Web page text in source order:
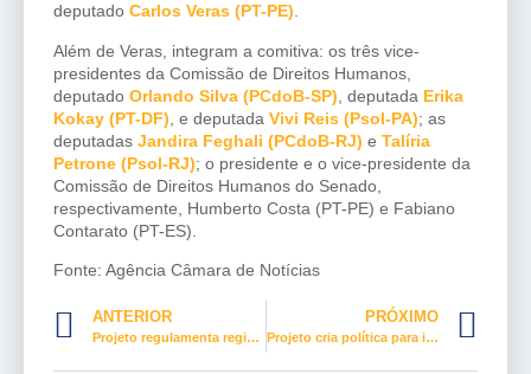
deputado Carlos Veras (PT-PE).
Além de Veras, integram a comitiva: os três vice-
presidentes da Comissão de Direitos Humanos,
deputado Orlando Silva (PCdoB-SP) , deputada Erika
Kokay (PT-DF) , e deputada Vivi Reis (Psol-PA); as
deputadas Jandira Feghali (PCdoB-RJ) e Talíria
Petrone (Psol-RJ); o presidente e o vice-presidente da
Comissão de Direitos Humanos do Senado,
respectivamente, Humberto Costa (PT-PE) e Fabiano
Contarato (PT-ES).
Fonte: Agência Câmara de Notícias
ANTERIOR
Projeto regulamenta regime híbrido de trabalho na CLT
PRÓXIMO
Projeto cria política para inserção de pessoas com deficiência no mercado de trabalho